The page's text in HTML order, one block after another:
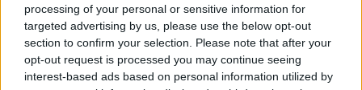
processing of your personal or sensitive information for
targeted advertising by us, please use the below opt-out
section to confirm your selection. Please note that after your
opt-out request is processed you may continue seeing
interest-based ads based on personal information utilized by